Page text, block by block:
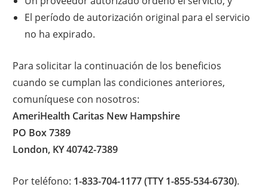
El período de autorización original para el servicio
no ha expirado.
Para solicitar la continuación de los beneficios
cuando se cumplan las condiciones anteriores,
comuníquese con nosotros:
AmeriHealth Caritas New Hampshire
PO Box 7389
London, KY 40742-7389
Por teléfono: 1-833-704-1177 (TTY 1-855-534-6730).